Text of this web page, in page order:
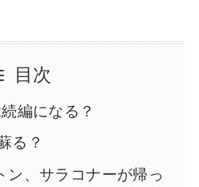
目次
編になる？
る？
ン、サラコナーが帰っ